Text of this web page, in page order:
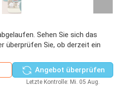
Sehen Sie sich das
überprüfen Sie, ob derzeit ein
Angebot überprüfen
Letzte Kontrolle: Mi. 05 Aug.